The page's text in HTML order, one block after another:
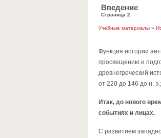
Введение
Страница 2
Учебные материалы »
Функция истории
просвещению и
древнегреческий
от 220 до 146 до н.
Итак, до нового
событиях и лицах.
С развитием